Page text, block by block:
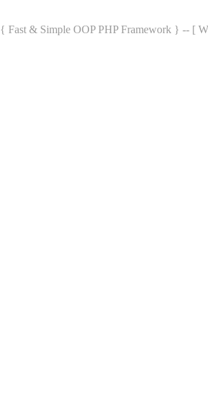
{ Fast & Simple OOP PHP Framework } -- [